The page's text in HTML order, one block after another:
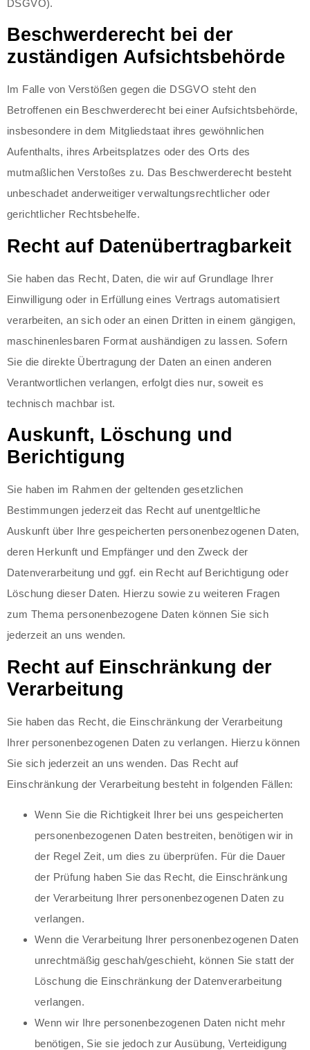
DSGVO).
Beschwerde­recht bei der
zuständigen Aufsichts­behörde
Im Falle von Verstößen gegen die DSGVO steht den
Betroffenen ein Beschwerderecht bei einer Aufsichtsbehörde,
insbesondere in dem Mitgliedstaat ihres gewöhnlichen
Aufenthalts, ihres Arbeitsplatzes oder des Orts des
mutmaßlichen Verstoßes zu. Das Beschwerderecht besteht
unbeschadet anderweitiger verwaltungsrechtlicher oder
gerichtlicher Rechtsbehelfe.
Recht auf Daten­übertrag­barkeit
Sie haben das Recht, Daten, die wir auf Grundlage Ihrer
Einwilligung oder in Erfüllung eines Vertrags automatisiert
verarbeiten, an sich oder an einen Dritten in einem gängigen,
maschinenlesbaren Format aushändigen zu lassen. Sofern
Sie die direkte Übertragung der Daten an einen anderen
Verantwortlichen verlangen, erfolgt dies nur, soweit es
technisch machbar ist.
Auskunft, Löschung und
Berichtigung
Sie haben im Rahmen der geltenden gesetzlichen
Bestimmungen jederzeit das Recht auf unentgeltliche
Auskunft über Ihre gespeicherten personenbezogenen Daten,
deren Herkunft und Empfänger und den Zweck der
Datenverarbeitung und ggf. ein Recht auf Berichtigung oder
Löschung dieser Daten. Hierzu sowie zu weiteren Fragen
zum Thema personenbezogene Daten können Sie sich
jederzeit an uns wenden.
Recht auf Einschränkung der
Verarbeitung
Sie haben das Recht, die Einschränkung der Verarbeitung
Ihrer personenbezogenen Daten zu verlangen. Hierzu können
Sie sich jederzeit an uns wenden. Das Recht auf
Einschränkung der Verarbeitung besteht in folgenden Fällen:
Wenn Sie die Richtigkeit Ihrer bei uns gespeicherten
personenbezogenen Daten bestreiten, benötigen wir in
der Regel Zeit, um dies zu überprüfen. Für die Dauer
der Prüfung haben Sie das Recht, die Einschränkung
der Verarbeitung Ihrer personenbezogenen Daten zu
verlangen.
Wenn die Verarbeitung Ihrer personenbezogenen Daten
unrechtmäßig geschah/geschieht, können Sie statt der
Löschung die Einschränkung der Datenverarbeitung
verlangen.
Wenn wir Ihre personenbezogenen Daten nicht mehr
benötigen, Sie sie jedoch zur Ausübung, Verteidigung